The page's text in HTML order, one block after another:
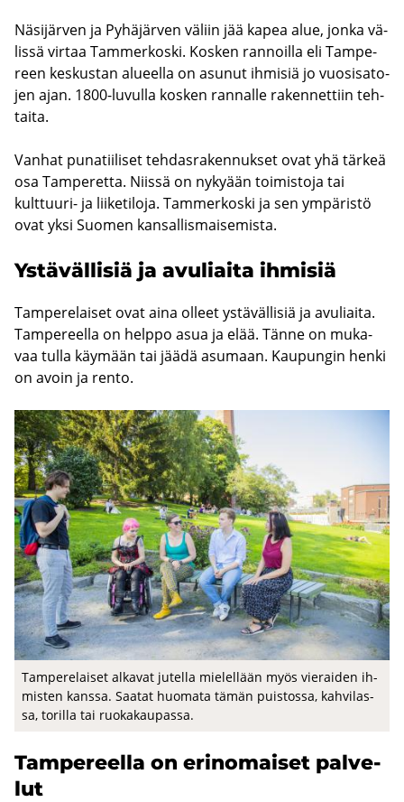
Nä­si­jär­ven ja Py­hä­jär­ven vä­liin jää kapea alue, jonka vä­
lis­sä vir­taa Tam­mer­kos­ki. Kos­ken ran­noil­la eli Tam­pe­
reen kes­kus­tan alu­eel­la on asu­nut ih­mi­siä jo vuo­si­sa­to­
jen ajan. 1800-​luvulla kos­ken ran­nal­le ra­ken­net­tiin teh­
tai­ta.
Van­hat pu­na­tii­li­set teh­das­ra­ken­nuk­set ovat yhä tär­keä
osa Tam­pe­ret­ta. Niis­sä on ny­ky­ään toi­mis­to­ja tai
kulttuuri-​ ja lii­ke­ti­lo­ja. Tam­mer­kos­ki ja sen ym­pä­ris­tö
ovat yksi Suo­men kan­sal­lis­mai­se­mis­ta.
Ys­tä­väl­li­siä ja avu­liai­ta ih­mi­siä
Tam­pe­re­lai­set ovat aina ol­leet ys­tä­väl­li­siä ja avu­liai­ta.
Tam­pe­reel­la on help­po asua ja elää. Tänne on mu­ka­
vaa tulla käy­mään tai jäädä asu­maan. Kau­pun­gin henki
on avoin ja rento.
Tam­pe­re­lai­set al­ka­vat ju­tel­la mie­lel­lään myös vie­rai­den ih­
mis­ten kans­sa. Saa­tat huo­ma­ta tämän puis­tos­sa, kah­vi­las­
sa, to­ril­la tai ruo­ka­kau­pas­sa.
Tam­pe­reel­la on erin­omai­set pal­ve­
lut